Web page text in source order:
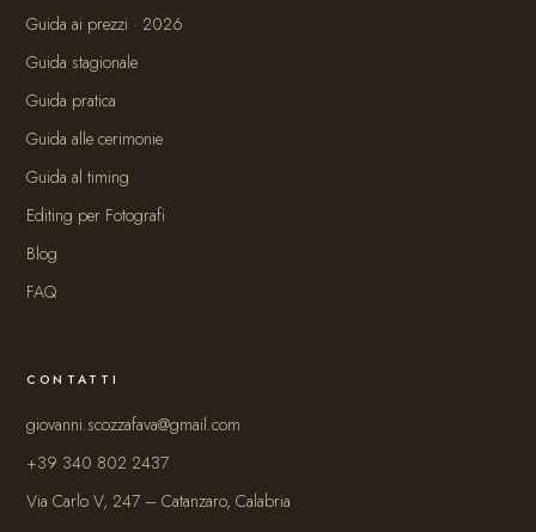
Guida ai prezzi · 2026
Guida stagionale
Guida pratica
Guida alle cerimonie
Guida al timing
Editing per Fotografi
Blog
FAQ
CONTATTI
giovanni.scozzafava@gmail.com
+39 340 802 2437
Via Carlo V, 247 – Catanzaro, Calabria